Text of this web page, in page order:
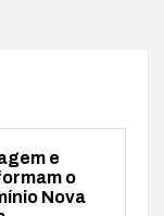
e
o
Nova